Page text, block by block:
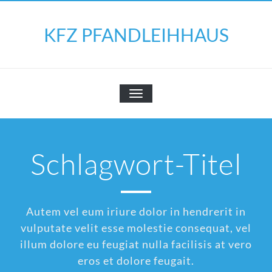
KFZ PFANDLEIHHAUS
SCHALTE
NAVIGATION
Schlagwort-Titel
Autem vel eum iriure dolor in hendrerit in
vulputate velit esse molestie consequat, vel
illum dolore eu feugiat nulla facilisis at vero
eros et dolore feugait.